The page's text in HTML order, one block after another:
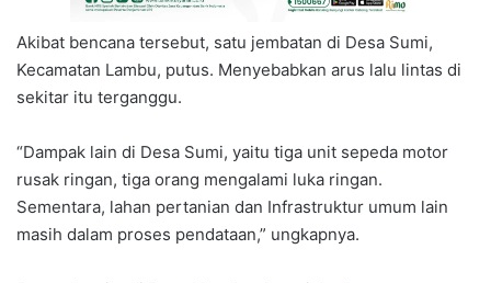
Akibat bencana tersebut, satu jembatan di Desa Sumi,
Kecamatan Lambu, putus. Menyebabkan arus lalu lintas di
sekitar itu terganggu.
“Dampak lain di Desa Sumi, yaitu tiga unit sepeda motor
rusak ringan, tiga orang mengalami luka ringan.
Sementara, lahan pertanian dan Infrastruktur umum lain
masih dalam proses pendataan,” ungkapnya.